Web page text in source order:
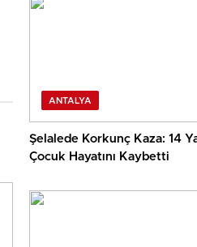
ANTALYA
Şelalede Korkunç Kaza: 14
Çocuk Hayatını Kaybetti